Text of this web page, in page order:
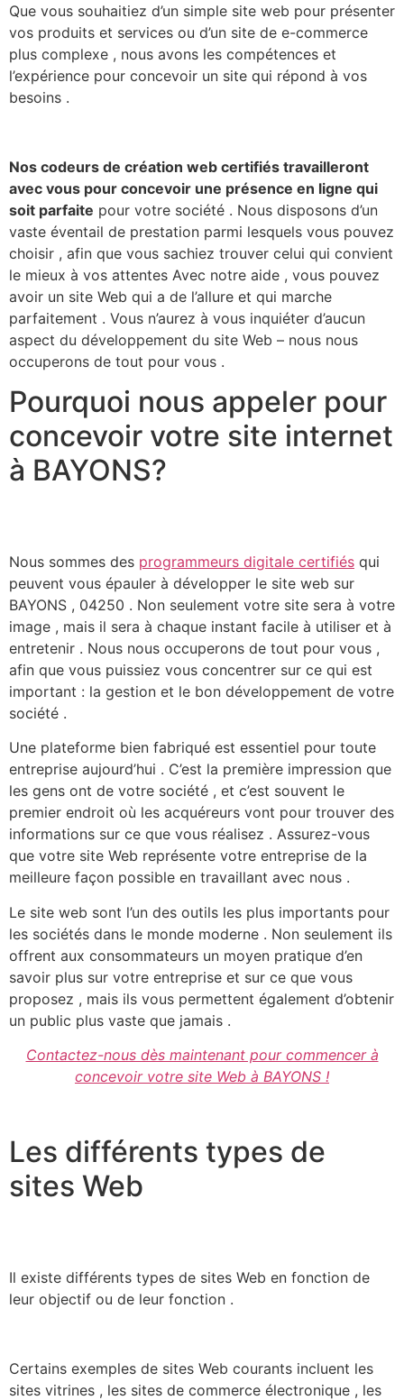
Que vous souhaitiez d’un simple site web pour présenter
vos produits et services ou d’un site de e-commerce
plus complexe , nous avons les compétences et
l’expérience pour concevoir un site qui répond à vos
besoins .
Nos codeurs de création web certifiés travailleront
avec vous pour concevoir une présence en ligne qui
soit parfaite pour votre société . Nous disposons d’un
vaste éventail de prestation parmi lesquels vous pouvez
choisir , afin que vous sachiez trouver celui qui convient
le mieux à vos attentes Avec notre aide , vous pouvez
avoir un site Web qui a de l’allure et qui marche
parfaitement . Vous n’aurez à vous inquiéter d’aucun
aspect du développement du site Web – nous nous
occuperons de tout pour vous .​
Pourquoi nous appeler pour
concevoir votre site internet
à BAYONS?
Nous sommes des programmeurs digitale certifiés qui
peuvent vous épauler à développer le site web sur
BAYONS , 04250 . Non seulement votre site sera à votre
image , mais il sera à chaque instant facile à utiliser et à
entretenir . Nous nous occuperons de tout pour vous ,
afin que vous puissiez vous concentrer sur ce qui est
important : la gestion et le bon développement de votre
société .
Une plateforme bien fabriqué est essentiel pour toute
entreprise aujourd’hui . C’est la première impression que
les gens ont de votre société , et c’est souvent le
premier endroit où les acquéreurs vont pour trouver des
informations sur ce que vous réalisez . Assurez-vous
que votre site Web représente votre entreprise de la
meilleure façon possible en travaillant avec nous .
Le site web sont l’un des outils les plus importants pour
les sociétés dans le monde moderne . Non seulement ils
offrent aux consommateurs un moyen pratique d’en
savoir plus sur votre entreprise et sur ce que vous
proposez , mais ils vous permettent également d’obtenir
un public plus vaste que jamais .
Contactez-nous dès maintenant pour commencer à
concevoir votre site Web à BAYONS !
Les différents types de
sites Web
Il existe différents types de sites Web en fonction de
leur objectif ou de leur fonction .
Certains exemples de sites Web courants incluent les
sites vitrines , les sites de commerce électronique , les